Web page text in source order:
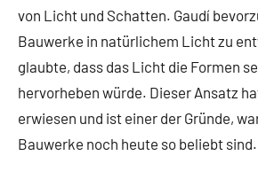
von Licht und Schatten. Gaudí
Bauwerke in natürlichem Licht zu
glaubte, dass das Licht die Formen
hervorheben würde. Dieser Ansatz
erwiesen und ist einer der Gründe,
Bauwerke noch heute so beliebt sind.